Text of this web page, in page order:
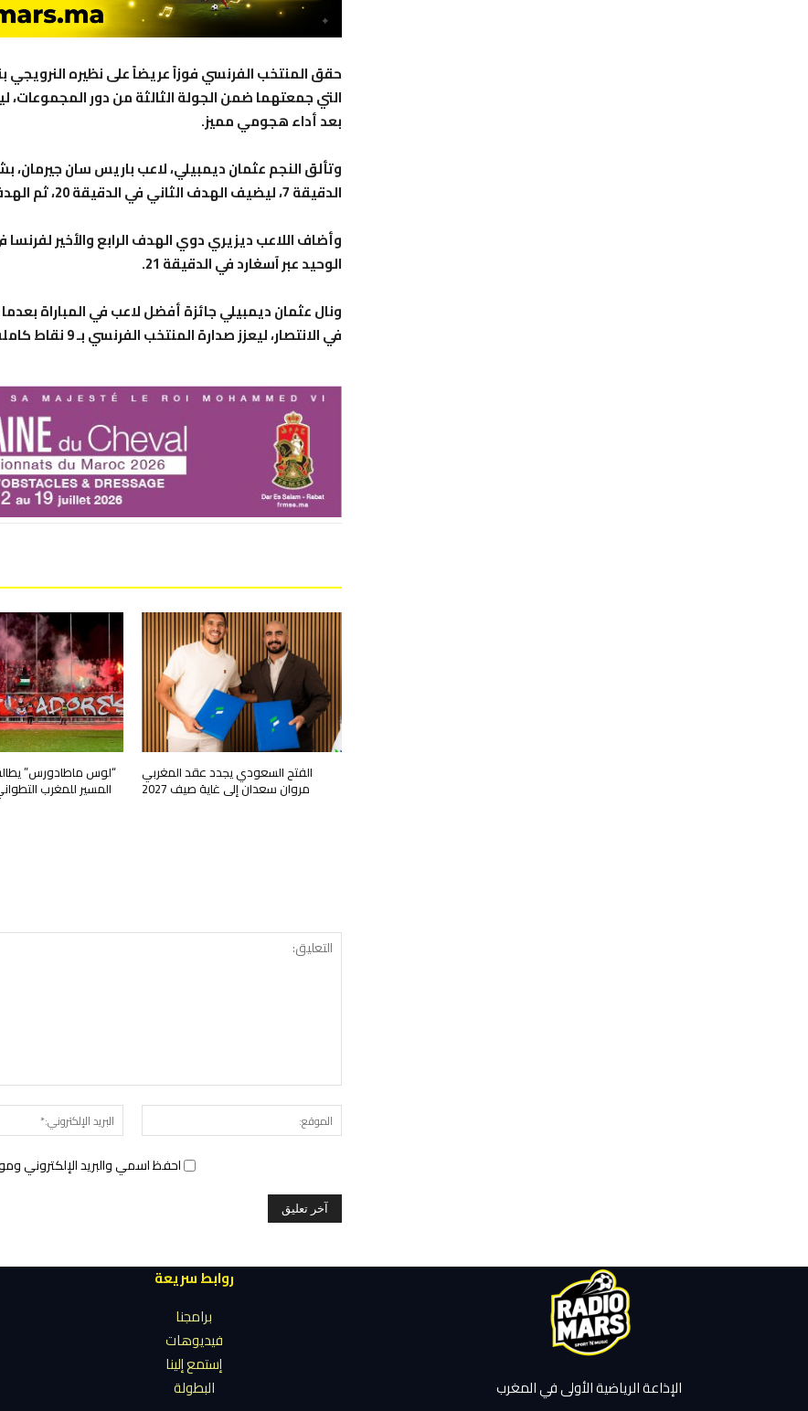
التي جمعتهما ضمن الجولة الثالثة من دور المجموعات،
بعد أداء هجومي مميز.
وتألق النجم عثمان ديمبيلي، لاعب باريس سان
الدقيقة 7، ليضيف الهدف الثاني في الدقيقة 20، ثم الهدف الثالث في الدقيقة 32 من عمر المباراة.
وأضاف اللاعب ديزيري دوي الهدف الرابع والأخير
الوحيد عبر آسغارد في الدقيقة 21.
في الانتصار، ليعزز صدارة المنتخب الفرنسي بـ 9 نقاط كاملة.
الفتح السعودي يجدد عقد المغربي
مروان سعدان إلى غاية صيف 2027
“لوس ماطادورس”
المسير للمغرب
الموقع:
احفظ اسمي والبريد الإلكتروني
روابط سريعة
برامجنا
فيديوهات
إستمع إلينا
البطولة
الإذاعة الرياضية الأولى في المغرب